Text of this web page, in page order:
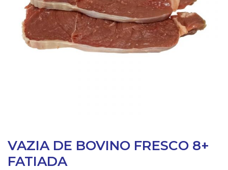
VAZIA DE BOVINO FRESCO 8+
FATIADA